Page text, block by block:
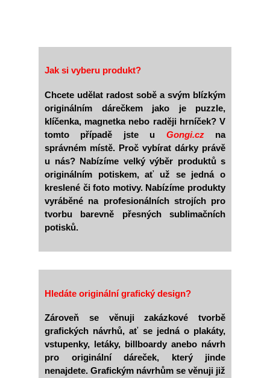
Jak si vyberu produkt?
Chcete udělat radost sobě a svým blízkým
originálním dárečkem jako je puzzle,
klíčenka, magnetka nebo raději hrníček? V
tomto případě jste u Gongi.cz
na
správném místě. Proč vybírat dárky právě
u nás? Nabízíme velký výběr produktů s
originálním potiskem, ať už se jedná o
kreslené či foto motivy. Nabízíme produkty
vyráběné na profesionálních strojích pro
tvorbu barevně přesných sublimačních
potisků.
Hledáte originální grafický design?
Zároveň se věnuji zakázkové tvorbě
grafických návrhů, ať se jedná o plakáty,
vstupenky, letáky, billboardy anebo návrh
pro originální dáreček, který jinde
nenajdete. Grafickým návrhům se věnuji již